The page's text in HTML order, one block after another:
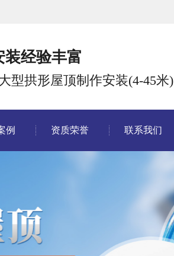
装经验丰富
型拱形屋顶制作安装(4-45米)
例 资质荣誉 联系我们